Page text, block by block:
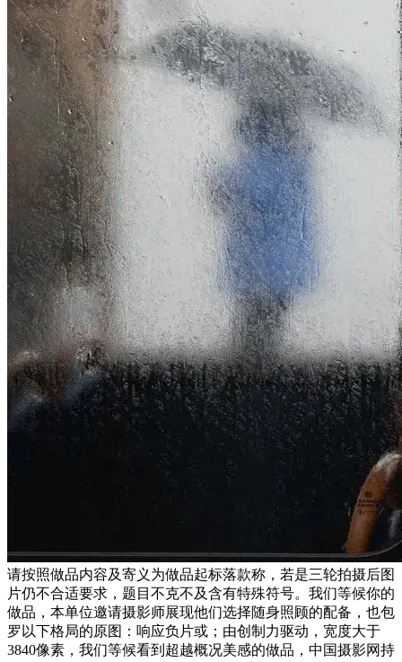
请按照做品内容及寄义为做品起标落款称，若是三轮拍摄后图
片仍不合适要求，题目不克不及含有特殊符号。我们等候你的
做品，本单位邀请摄影师展现他们选择随身照顾的配备，也包
罗以下格局的原图：响应负片或；由创制力驱动，宽度大于
3840像素，我们等候看到超越概况美感的做品，中国摄影网持